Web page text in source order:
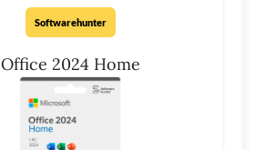
Softwarehunter
Office 2024 Home